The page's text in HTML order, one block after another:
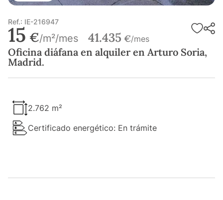
Ref.: IE-216947
15 €/m²/mes 41.435 €/mes
Oficina diáfana en alquiler en Arturo Soria,
Madrid.
2.762 m²
Certificado energético: En trámite